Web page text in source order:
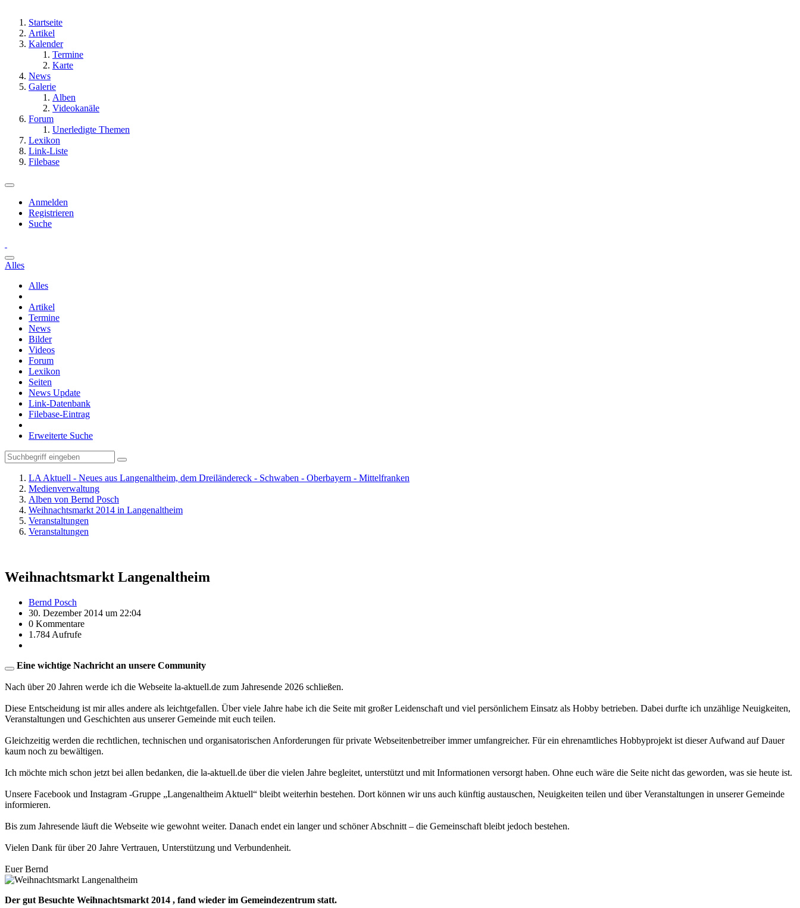
Startseite
Artikel
Kalender
Termine
Karte
News
Galerie
Alben
Videokanäle
Forum
Unerledigte Themen
Lexikon
Link-Liste
Filebase
Anmelden
Registrieren
Suche
Alles
Alles
Artikel
Termine
News
Bilder
Videos
Forum
Lexikon
Seiten
News Update
Link-Datenbank
Filebase-Eintrag
Erweiterte Suche
LA Aktuell - Neues aus Langenaltheim, dem Dreiländereck - Schwaben - Oberbayern - Mittelfranken
Medienverwaltung
Alben von Bernd Posch
Weihnachtsmarkt 2014 in Langenaltheim
Veranstaltungen
Veranstaltungen
Weihnachtsmarkt Langenaltheim
Bernd Posch
30. Dezember 2014 um 22:04
0 Kommentare
1.784 Aufrufe
Eine wichtige Nachricht an unsere Community
Nach über 20 Jahren werde ich die Webseite la-aktuell.de zum Jahresende 2026 schließen.
Diese Entscheidung ist mir alles andere als leichtgefallen. Über viele Jahre habe ich die Seite mit großer Leidenschaft und viel persönlichem Einsatz als Hobby betrieben. Dabei durfte ich unzählige Neuigkeiten,
Veranstaltungen und Geschichten aus unserer Gemeinde mit euch teilen.
Gleichzeitig werden die rechtlichen, technischen und organisatorischen Anforderungen für private Webseitenbetreiber immer umfangreicher. Für ein ehrenamtliches Hobbyprojekt ist dieser Aufwand auf Dauer
kaum noch zu bewältigen.
Ich möchte mich schon jetzt bei allen bedanken, die la-aktuell.de über die vielen Jahre begleitet, unterstützt und mit Informationen versorgt haben. Ohne euch wäre die Seite nicht das geworden, was sie heute ist.
Unsere Facebook und Instagram -Gruppe „Langenaltheim Aktuell“ bleibt weiterhin bestehen. Dort können wir uns auch künftig austauschen, Neuigkeiten teilen und über Veranstaltungen in unserer Gemeinde
informieren.
Bis zum Jahresende läuft die Webseite wie gewohnt weiter. Danach endet ein langer und schöner Abschnitt – die Gemeinschaft bleibt jedoch bestehen.
Vielen Dank für über 20 Jahre Vertrauen, Unterstützung und Verbundenheit.
Euer Bernd
Der gut Besuchte Weihnachtsmarkt 2014 , fand wieder im Gemeindezentrum statt.